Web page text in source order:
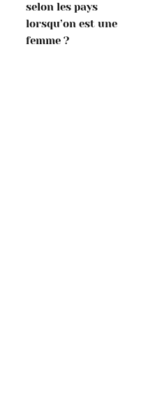
selon les pays
lorsqu’on est une
femme ?